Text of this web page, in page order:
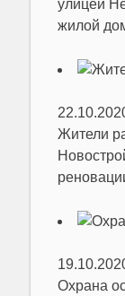
улицей
жилой
Жители
Охрана